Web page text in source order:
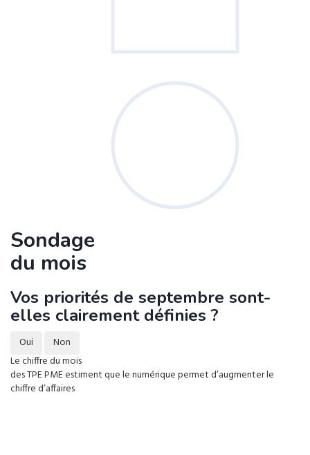
Sondage
du mois
Vos priorités de septembre sont-
elles clairement définies ?
Oui
Non
Le chiffre du mois
des TPE PME estiment que le numérique permet d’augmenter le
chiffre d’affaires